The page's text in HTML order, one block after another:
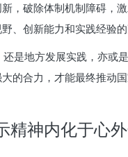
，破除体制机制障碍，
、创新能力和实践经验的
是地方发展实践，亦或
的合力，才能最终推动
精神内化于心